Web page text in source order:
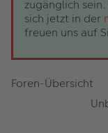
zugänglich
sich jetzt in der
freuen uns auf
Foren-Übersicht